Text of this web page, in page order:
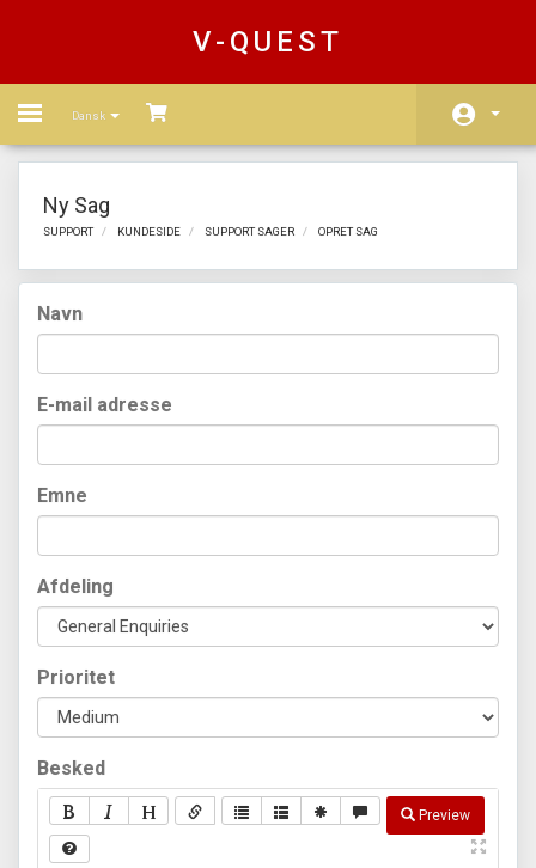
V-QUEST
Toggle
Dansk
Store
Reseller
Affiliates
Register Account
Channel List
Ny Sag
SUPPORT KUNDESIDE SUPPORT SAGER OPRET SAG
Navn
E-mail adresse
Emne
Afdeling
Prioritet
Besked
Preview